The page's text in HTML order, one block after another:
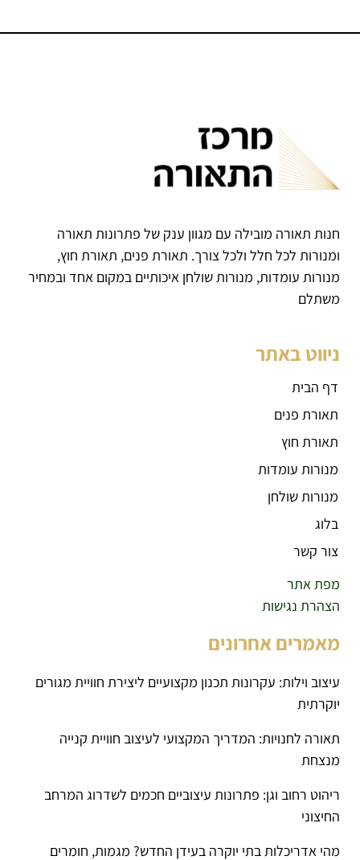
חנות תאורה מובילה עם מגוון ענק של פתרונות תאורה
ומנורות לכל חלל ולכל צורך. תאורת פנים, תאורת חוץ,
מנורות עומדות, מנורות שולחן איכותיים במקום אחד ובמחיר
משתלם
ניווט באתר
דף הבית
תאורת פנים
תאורת חוץ
מנורות עומדות
מנורות שולחן
בלוג
צור קשר
מפת אתר
הצהרת נגישות
מאמרים אחרונים
עיצוב וילות: עקרונות תכנון מקצועיים ליצירת חוויית מגורים
יוקרתית
תאורה לחנויות: המדריך המקצועי לעיצוב חוויית קנייה
מנצחת
ריהוט רחוב וגן: פתרונות עיצוביים חכמים לשדרוג המרחב
החיצוני
מהי אדריכלות בתי יוקרה בעידן החדש? מגמות, חומרים